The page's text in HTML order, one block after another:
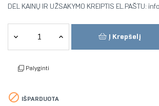
DĖL KAINŲ IR UŽSAKYMO KREIPTIS EL.PAŠTU:
Į Krepšelį
Palyginti
 IŠPARDUOTA